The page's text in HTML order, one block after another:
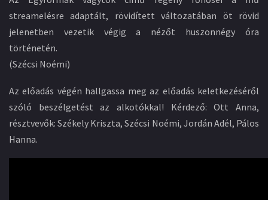
streamelésre adaptált, rövidített változatában öt rövid
jelenetben vezetik végig a nézőt huszonnégy óra
történetén.
(Szécsi Noémi)
Az előadás végén hallgassa meg az előadás keletkezéséről
szóló beszélgetést az alkotókkal! Kérdező: Ott Anna,
résztvevők: Székely Kriszta, Szécsi Noémi, Jordán Adél, Pálos
Hanna.